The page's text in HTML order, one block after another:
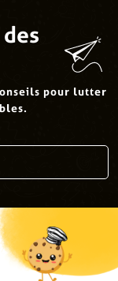
pour lutter
.*